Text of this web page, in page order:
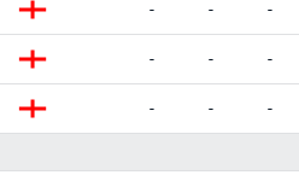
- - -
- - -
- - -